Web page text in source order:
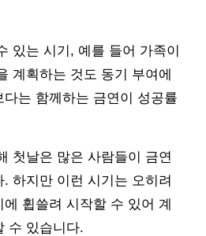
있는 시기, 예를 들어 가족이
계획하는 것도 동기 부여에
는 함께하는 금연이 성공률
첫날은 많은 사람들이 금연
하지만 이런 시기는 오히려
휩쓸려 시작할 수 있어 계
수 있습니다.